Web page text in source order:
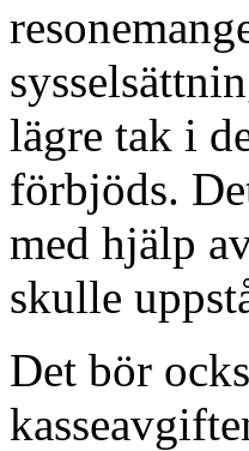
lägre tak i
förbjöds.
med hjälp
skulle
Det bör